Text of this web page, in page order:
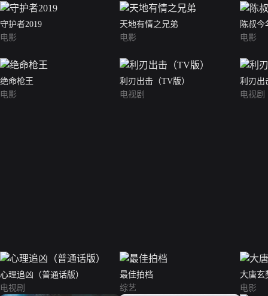
守护者2019
电影
天地有情之兄弟
电影
陈叔今
电影
绝命枪王
电影
利刃出击（TV版）
电视剧
利刃出
电视剧
心理追凶（普通话版）
电视剧
最佳拍档
综艺
大唐玄
电影